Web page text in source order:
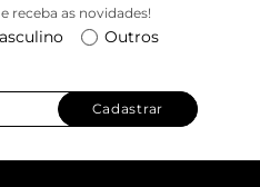
receba as novidades!
Outros
Cadastrar